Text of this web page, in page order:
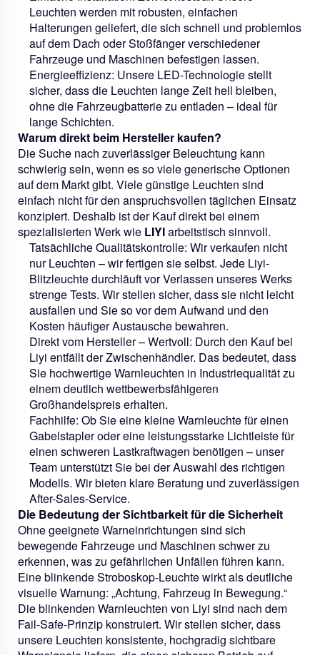
Leuchten werden mit robusten, einfachen
Halterungen geliefert, die sich schnell und problemlos
auf dem Dach oder Stoßfänger verschiedener
Fahrzeuge und Maschinen befestigen lassen.
Energieeffizienz: Unsere LED-Technologie stellt
sicher, dass die Leuchten lange Zeit hell bleiben,
ohne die Fahrzeugbatterie zu entladen – ideal für
lange Schichten.
Warum direkt beim Hersteller kaufen?
Die Suche nach zuverlässiger Beleuchtung kann
schwierig sein, wenn es so viele generische Optionen
auf dem Markt gibt. Viele günstige Leuchten sind
einfach nicht für den anspruchsvollen täglichen Einsatz
konzipiert. Deshalb ist der Kauf direkt bei einem
spezialisierten Werk wie LIYIarbeitstisch sinnvoll.
Tatsächliche Qualitätskontrolle: Wir verkaufen nicht
nur Leuchten – wir fertigen sie selbst. Jede Liyi-
Blitzleuchte durchläuft vor Verlassen unseres Werks
strenge Tests. Wir stellen sicher, dass sie nicht leicht
ausfallen und Sie so vor dem Aufwand und den
Kosten häufiger Austausche bewahren.
Direkt vom Hersteller – Wertvoll: Durch den Kauf bei
Liyi entfällt der Zwischenhändler. Das bedeutet, dass
Sie hochwertige Warnleuchten in Industriequalität zu
einem deutlich wettbewerbsfähigeren
Großhandelspreis erhalten.
Fachhilfe: Ob Sie eine kleine Warnleuchte für einen
Gabelstapler oder eine leistungsstarke Lichtleiste für
einen schweren Lastkraftwagen benötigen – unser
Team unterstützt Sie bei der Auswahl des richtigen
Modells. Wir bieten klare Beratung und zuverlässigen
After-Sales-Service.
Die Bedeutung der Sichtbarkeit für die Sicherheit
Ohne geeignete Warneinrichtungen sind sich
bewegende Fahrzeuge und Maschinen schwer zu
erkennen, was zu gefährlichen Unfällen führen kann.
Eine blinkende Stroboskop-Leuchte wirkt als deutliche
visuelle Warnung: „Achtung, Fahrzeug in Bewegung.“
Die blinkenden Warnleuchten von Liyi sind nach dem
Fail-Safe-Prinzip konstruiert. Wir stellen sicher, dass
unsere Leuchten konsistente, hochgradig sichtbare